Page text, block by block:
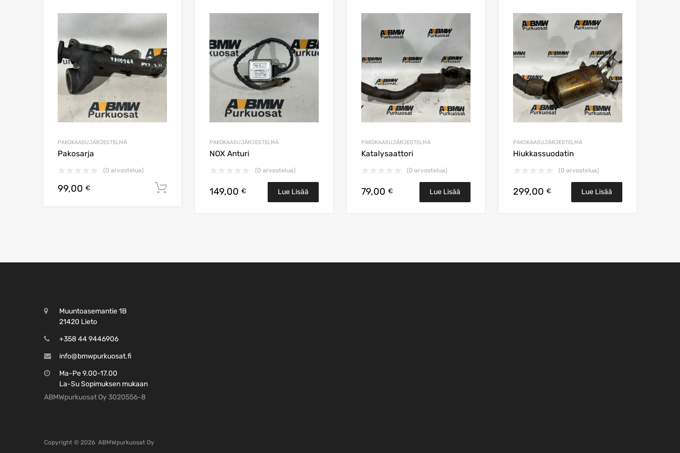
PAKOKAASUJÄRJESTELMÄ
Pakosarja
(0 arvostelua)
99,00 € Lisää ostoskoriin
PAKOKAASUJÄRJESTELMÄ
NOX Anturi
(0 arvostelua)
149,00 € Lue Lisää
PAKOKAASUJÄRJESTELMÄ
Katalysaattori
(0 arvostelua)
79,00 € Lue Lisää
PAKOKAASUJÄRJESTELMÄ
Hiukkassuodatin
(0 arvostelua)
299,00 € Lue Lisää
Muuntoasemantie 1B
21420 Lieto
+358 44 9446906
info@bmwpurkuosat.fi
Ma-Pe 9.00-17.00
La-Su Sopimuksen mukaan
ABMWpurkuosat Oy 3020556-8
Copyright © 2026 ABMWpurkuosat Oy